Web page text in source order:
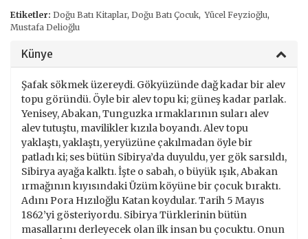
Etiketler: Doğu Batı Kitaplar, Doğu Batı Çocuk, Yücel Feyzioğlu,
Mustafa Delioğlu
Künye
Şafak sökmek üzereydi. Gökyüzünde dağ kadar bir alev
topu göründü. Öyle bir alev topu ki; güneş kadar parlak.
Yenisey, Abakan, Tunguzka ırmaklarının suları alev
alev tutuştu, mavilikler kızıla boyandı. Alev topu
yaklaştı, yaklaştı, yeryüzüne çakılmadan öyle bir
patladı ki; ses bütün Sibirya’da duyuldu, yer gök sarsıldı,
Sibirya ayağa kalktı. İşte o sabah, o büyük ışık, Abakan
ırmağının kıyısındaki Üzüm köyüne bir çocuk bıraktı.
Adını Pora Hızıloğlu Katan koydular. Tarih 5 Mayıs
1862’yi gösteriyordu. Sibirya Türklerinin bütün
masallarını derleyecek olan ilk insan bu çocuktu. Onun